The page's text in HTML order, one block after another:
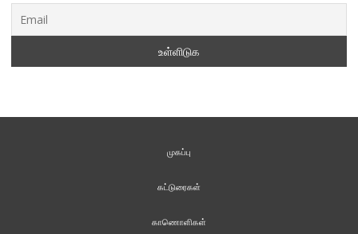
முகப்பு
கட்டுரைகள்
காணொளிகள்